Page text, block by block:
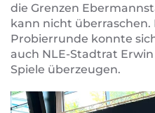
die Grenzen
kann nicht überraschen.
Probierrunde konnte
auch NLE-Stadtrat
Spiele überzeugen.